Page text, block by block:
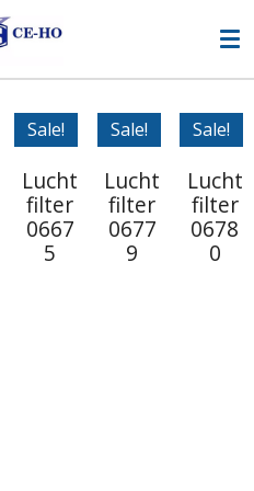
Sale!
Lucht
filter
0667
5
Sale!
Lucht
filter
0677
9
Sale!
Lucht
filter
0678
0